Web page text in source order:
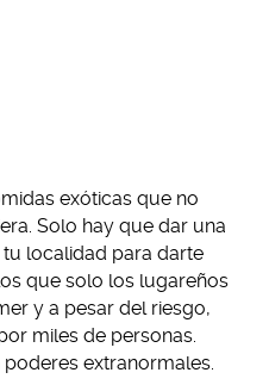
exóticas que no
Solo hay que dar una
localidad para darte
que solo los lugareños
y a pesar del riesgo,
miles de personas.
extranormales.